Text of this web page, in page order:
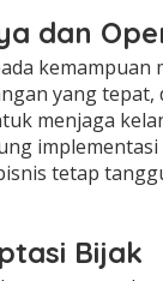
dan
kemampuan
yang
menjaga
tetap
Bijak